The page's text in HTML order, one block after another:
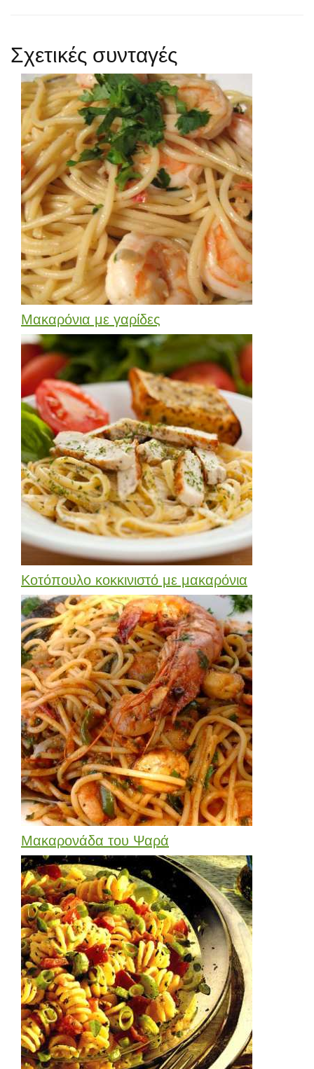
Σχετικές συνταγές
Μακαρόνια με γαρίδες
Κοτόπουλο κοκκινιστό με μακαρόνια
Μακαρονάδα του Ψαρά